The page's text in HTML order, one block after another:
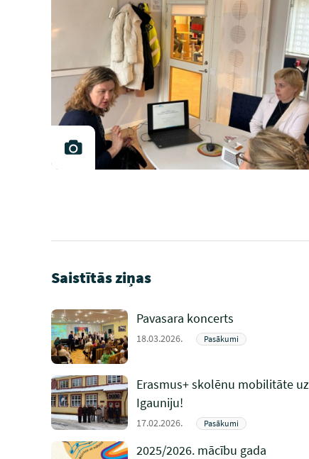
Saistītās ziņas
Pavasara koncerts
18.03.2026. Pasākumi
Erasmus+ skolēnu mobilitāte uz
Igauniju!
17.02.2026. Pasākumi
2025/2026. mācību gada